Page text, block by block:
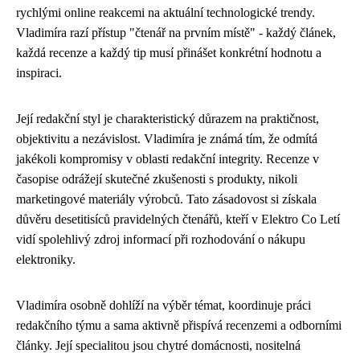
rychlými online reakcemi na aktuální technologické trendy.
Vladimíra razí přístup "čtenář na prvním místě" - každý článek,
každá recenze a každý tip musí přinášet konkrétní hodnotu a
inspiraci.
Její redakční styl je charakteristický důrazem na praktičnost,
objektivitu a nezávislost. Vladimíra je známá tím, že odmítá
jakékoli kompromisy v oblasti redakční integrity. Recenze v
časopise odrážejí skutečné zkušenosti s produkty, nikoli
marketingové materiály výrobců. Tato zásadovost si získala
důvěru desetitisíců pravidelných čtenářů, kteří v Elektro Co Letí
vidí spolehlivý zdroj informací při rozhodování o nákupu
elektroniky.
Vladimíra osobně dohlíží na výběr témat, koordinuje práci
redakčního týmu a sama aktivně přispívá recenzemi a odborními
články. Její specialitou jsou chytré domácnosti, nositelná